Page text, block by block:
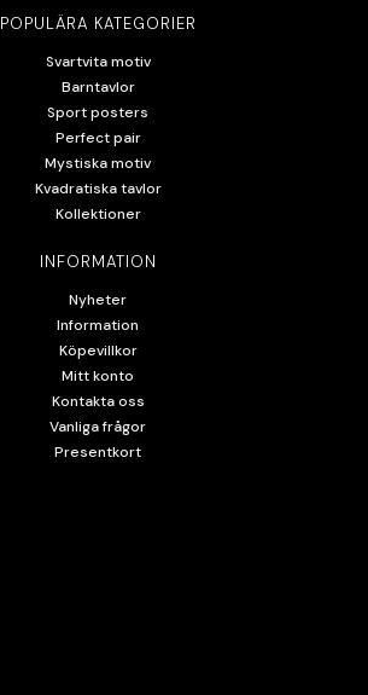
POPULÄRA KATEGORIER
Svartvita motiv
Barntavlor
Sport posters
Perfect pair
Mystiska motiv
Kvadratiska tavlor
Kollektioner
INFORMATION
Nyheter
Information
Köpevillkor
Mitt konto
Kontakta oss
Vanliga frågor
Presentkort